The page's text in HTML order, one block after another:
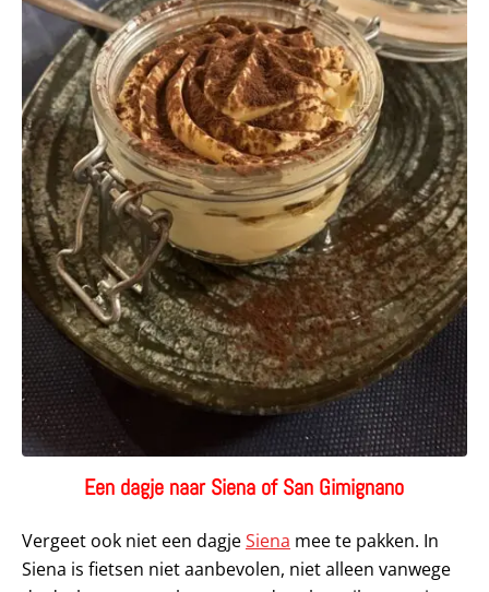
Een dagje naar Siena of San Gimignano
Vergeet ook niet een dagjeSiena mee te pakken. In
Siena is fietsen niet aanbevolen, niet alleen vanwege